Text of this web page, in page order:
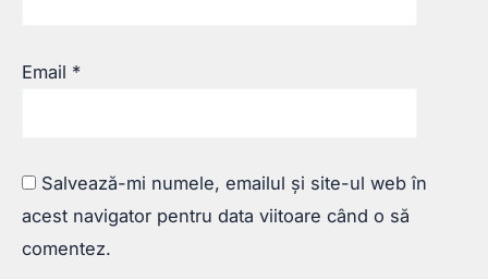
Email *
Salvează-mi numele, emailul și site-ul web în
acest navigator pentru data viitoare când o să
comentez.